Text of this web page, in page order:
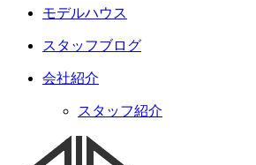
モデルハウス
スタッフブログ
会社紹介
スタッフ紹介